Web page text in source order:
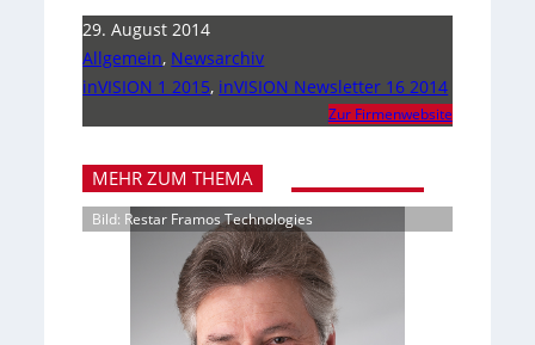
29. August 2014
Allgemein, Newsarchiv
inVISION 1 2015, inVISION Newsletter 16 2014
Zur Firmenwebsite
MEHR ZUM THEMA
Bild: Restar Framos Technologies